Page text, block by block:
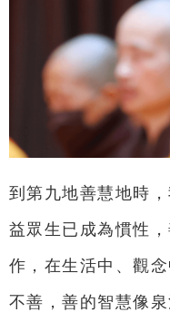
到第九地善慧地時
益眾生已成為慣性
作，在生活中、觀
不善，善的智慧像